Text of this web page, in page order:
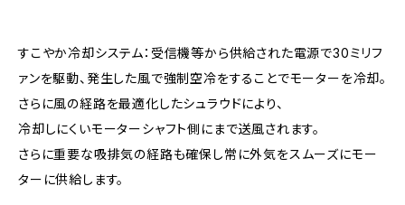
すこやか冷却システム：受信機等から供給された電源で30ミリフ
ァンを駆動、発生した風で強制空冷をすることでモーターを冷却。
さらに風の経路を最適化したシュラウドにより、
冷却しにくいモーターシャフト側にまで送風されます。
さらに重要な吸排気の経路も確保し常に外気をスムーズにモー
ターに供給します。